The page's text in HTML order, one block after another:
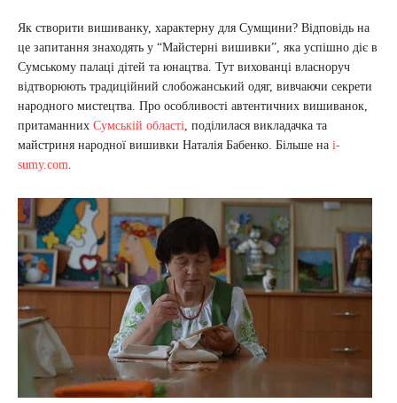
Як створити вишиванку, характерну для Сумщини? Відповідь на
це запитання знаходять у “Майстерні вишивки”, яка успішно діє в
Сумському палаці дітей та юнацтва. Тут вихованці власноруч
відтворюють традиційний слобожанський одяг, вивчаючи секрети
народного мистецтва. Про особливості автентичних вишиванок,
притаманних Сумській області , поділилася викладачка та
майстриня народної вишивки Наталія Бабенко. Більше на i-
sumy.com